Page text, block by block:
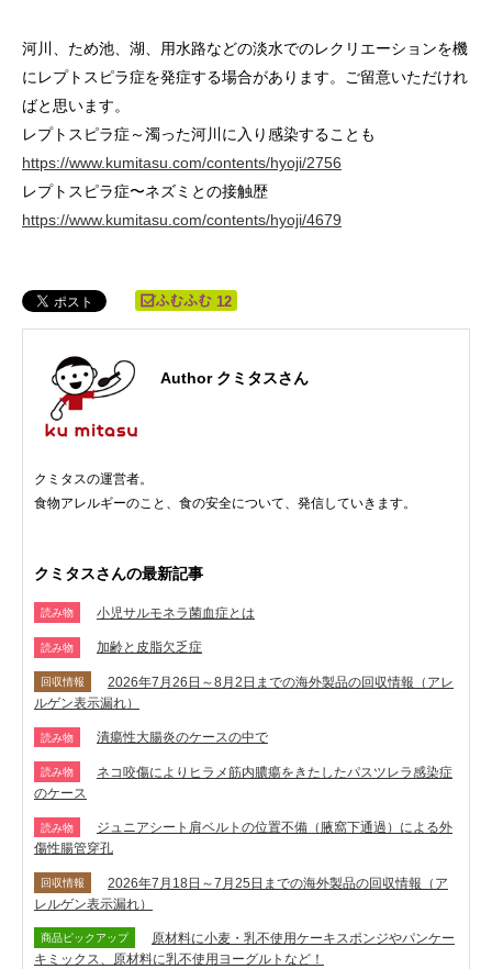
河川、ため池、湖、用水路などの淡水でのレクリエーションを機
にレプトスピラ症を発症する場合があります。ご留意いただけれ
ばと思います。
レプトスピラ症～濁った河川に入り感染することも
https://www.kumitasu.com/contents/hyoji/2756
レプトスピラ症〜ネズミとの接触歴
https://www.kumitasu.com/contents/hyoji/4679
12
Author クミタスさん
クミタスの運営者。
食物アレルギーのこと、食の安全について、発信していきます。
クミタスさんの最新記事
読み物 小児サルモネラ菌血症とは
読み物 加齢と皮脂欠乏症
回収情報
2026年7月26日～8月2日までの海外製品の回収情報（アレ
ルゲン表示漏れ）
読み物 潰瘍性大腸炎のケースの中で
読み物
ネコ咬傷によりヒラメ筋内膿瘍をきたしたパスツレラ感染症
のケース
読み物
ジュニアシート肩ベルトの位置不備（腋窩下通過）による外
傷性腸管穿孔
回収情報
2026年7月18日～7月25日までの海外製品の回収情報（ア
レルゲン表示漏れ）
商品ピックアップ
原材料に小麦・乳不使用ケーキスポンジやパンケー
キミックス、原材料に乳不使用ヨーグルトなど！